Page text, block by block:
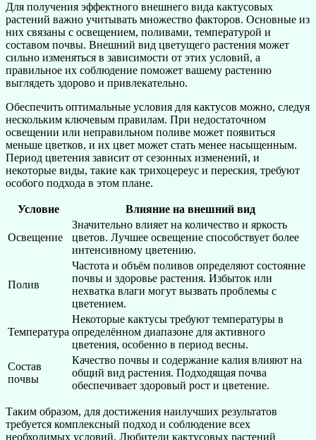
Для получения эффектного внешнего вида кактусовых
растений важно учитывать множество факторов. Основные из
них связаны с освещением, поливами, температурой и
составом почвы. Внешний вид цветущего растения может
сильно изменяться в зависимости от этих условий, а
правильное их соблюдение поможет вашему растению
выглядеть здорово и привлекательно.
Обеспечить оптимальные условия для кактусов можно, следуя
нескольким ключевым правилам. При недостаточном
освещении или неправильном поливе может появиться
меньше цветков, и их цвет может стать менее насыщенным.
Период цветения зависит от сезонных изменений, и
некоторые виды, такие как трихоцереус и переския, требуют
особого подхода в этом плане.
Условие Влияние на внешний вид
Освещение
Значительно влияет на количество и яркость
цветов. Лучшее освещение способствует более
интенсивному цветению.
Полив
Частота и объём поливов определяют состояние
почвы и здоровье растения. Избыток или
нехватка влаги могут вызвать проблемы с
цветением.
Температура
Некоторые кактусы требуют температуры в
определённом диапазоне для активного
цветения, особенно в период весны.
Состав
почвы
Качество почвы и содержание калия влияют на
общий вид растения. Подходящая почва
обеспечивает здоровый рост и цветение.
Таким образом, для достижения наилучших результатов
требуется комплексный подход и соблюдение всех
необходимых условий. Любители кактусовых растений